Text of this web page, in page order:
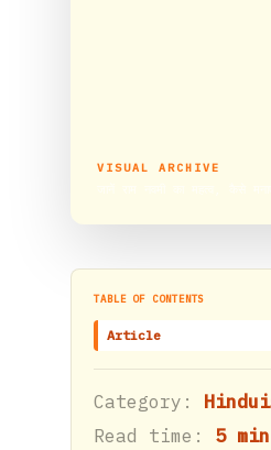
VISUAL ARCHIVE
TABLE OF CONTENTS
Article
Category:
Read time: 5